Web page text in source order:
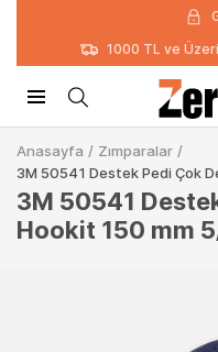
1000 TL ve
Anasayfa / Zımparalar /
3M 50541 Destek Pedi Çok
3M 50541
Hookit 150 mm